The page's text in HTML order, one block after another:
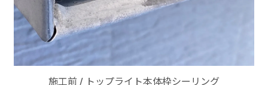
施工後 / 雨漏り修理工事 トップライト本体枠シーリング